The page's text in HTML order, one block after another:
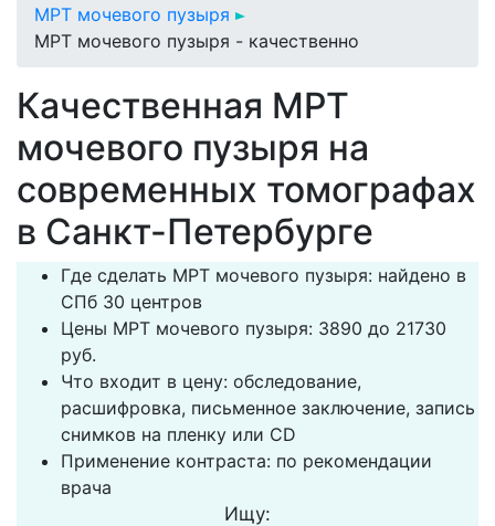
МРТ мочевого пузыря
МРТ мочевого пузыря - качественно
Качественная МРТ
мочевого пузыря на
современных томографах
в Санкт-Петербурге
Где сделать МРТ мочевого пузыря: найдено в
СПб 30 центров
Цены МРТ мочевого пузыря: 3890 до 21730
руб.
Что входит в цену: обследование,
расшифровка, письменное заключение, запись
снимков на пленку или CD
Применение контраста: по рекомендации
врача
Ищу: